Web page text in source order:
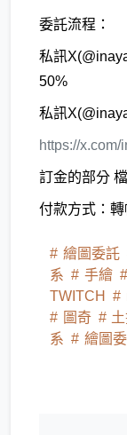
委託流程：
私訊
50%
私訊
https://
訂金的部分
付款方式：
繪圖委託
系
手繪
TWITCH
圖奇
系
繪圖